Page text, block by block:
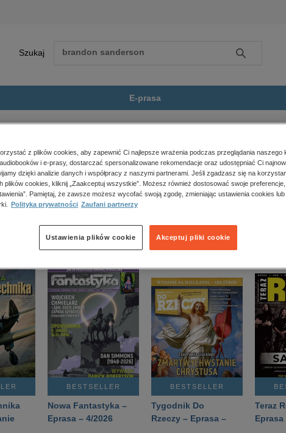
Szukaj Szukaj
E-prasa
polityka, społeczno-informacyjne
psychologiczne
inne
popularno-naukowe
historia
zdrowie
religie
jest dostępny.
BESTSELLER
Nowa Fantastyka –
Eprasa – 4/2026
BESTSELLER
Tygodnik Do
Rzeczy – Eprasa –
Teraz
Eprasa
z plików cookies, aby zapewnić Ci najlepsze wrażenia podczas przeglądania naszego
i e-prasy, dostarczać spersonalizowane rekomendacje oraz udostępniać Ci
dzięki analizie danych i współpracy z naszymi partnerami. Jeśli zgadzasz się na
plików cookies, kliknij „Zaakceptuj wszystkie”. Możesz również dostosować swoje
Pamiętaj, że zawsze możesz wycofać swoją zgodę, zmieniając ustawienia cookies lub
Polityka prywatności Zaufani partnerzy
Akceptuj pliki cookie
Ustawienia plików cookie